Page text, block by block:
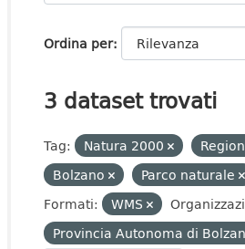
Ordina per
3 dataset trovati
Tag: Natura 2000
Bolzano
Parco naturale
Formati:
WMS
Provincia Autonoma di